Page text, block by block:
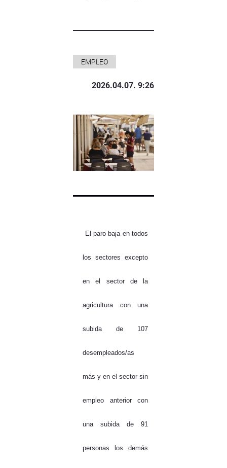
EMPLEO
2026.04.07. 9:26
El paro baja en todos
los sectores excepto
en el sector de la
agricultura con una
subida de 107
desempleados/as
más y en el sector sin
empleo anterior con
una subida de 91
personas los demás